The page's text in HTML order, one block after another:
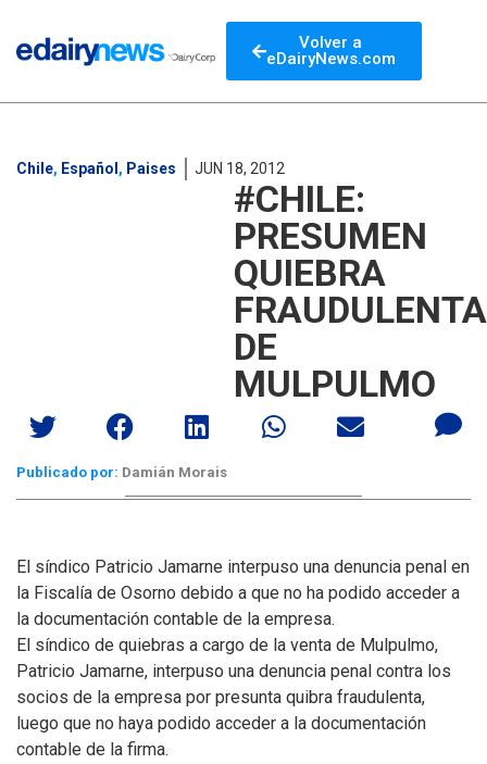
Volver a
eDairyNews.com
Chile, Español , Paises JUN 18, 2012
#CHILE:
PRESUMEN
QUIEBRA
FRAUDULENTA
DE
MULPULMO
Publicado por: Damián Morais
El síndico Patricio Jamarne interpuso una denuncia penal en
la Fiscalía de Osorno debido a que no ha podido acceder a
la documentación contable de la empresa.
El síndico de quiebras a cargo de la venta de Mulpulmo,
Patricio Jamarne, interpuso una denuncia penal contra los
socios de la empresa por presunta quibra fraudulenta,
luego que no haya podido acceder a la documentación
contable de la firma.